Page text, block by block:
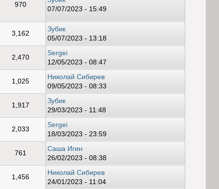
970
07/07/2023 - 15:49
3,162
Зубик
05/07/2023 - 13:18
2,470
Sergei
12/05/2023 - 08:47
1,025
Николай Сибирев
09/05/2023 - 08:33
1,917
Зубик
29/03/2023 - 11:48
2,033
Sergei
18/03/2023 - 23:59
761
Саша Игин
26/02/2023 - 08:38
1,456
Николай Сибирев
24/01/2023 - 11:04